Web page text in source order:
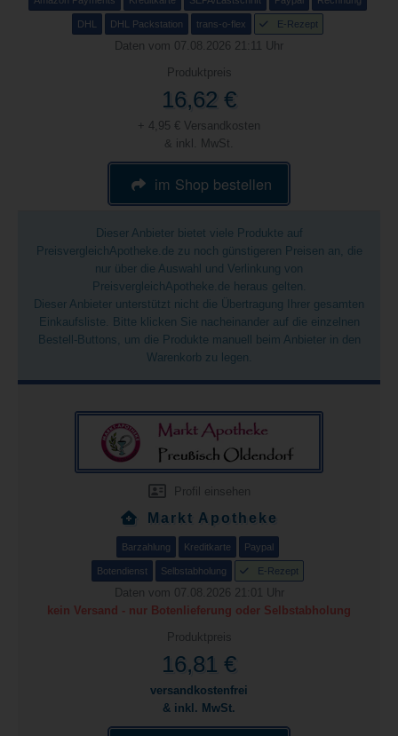
DHL DHL Packstation trans-o-flex E-Rezept
Daten vom 07.08.2026 21:11 Uhr
Produktpreis
16,62 €
+ 4,95 € Versandkosten
& inkl. MwSt.
im Shop bestellen
Dieser Anbieter bietet viele Produkte auf
PreisvergleichApotheke.de zu noch günstigeren Preisen an, die
nur über die Auswahl und Verlinkung von
PreisvergleichApotheke.de heraus gelten.
Dieser Anbieter unterstützt nicht die Übertragung Ihrer gesamten
Einkaufsliste. Bitte klicken Sie nacheinander auf die einzelnen
Bestell-Buttons, um die Produkte manuell beim Anbieter in den
Warenkorb zu legen.
Profil einsehen
Markt Apotheke
Barzahlung Kreditkarte Paypal
Botendienst Selbstabholung E-Rezept
Daten vom 07.08.2026 21:01 Uhr
kein Versand - nur Botenlieferung oder Selbstabholung
Produktpreis
16,81 €
versandkostenfrei
& inkl. MwSt.